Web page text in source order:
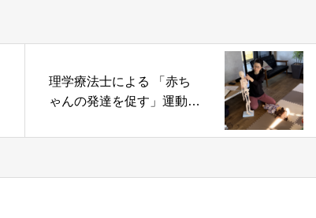
理学療法士による 「赤ち
ゃんの発達を促す」運動あ